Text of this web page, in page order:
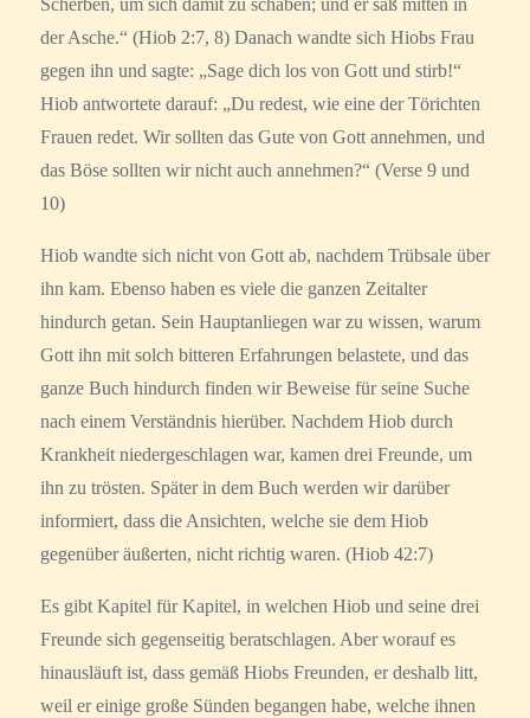
der Asche.“ (Hiob 2:7, 8) Danach wandte sich Hiobs Frau
gegen ihn und sagte: „Sage dich los von Gott und stirb!“
Hiob antwortete darauf: „Du redest, wie eine der Törichten
Frauen redet. Wir sollten das Gute von Gott annehmen, und
das Böse sollten wir nicht auch annehmen?“ (Verse 9 und
10)
Hiob wandte sich nicht von Gott ab, nachdem Trübsale über
ihn kam. Ebenso haben es viele die ganzen Zeitalter
hindurch getan. Sein Hauptanliegen war zu wissen, warum
Gott ihn mit solch bitteren Erfahrungen belastete, und das
ganze Buch hindurch finden wir Beweise für seine Suche
nach einem Verständnis hierüber. Nachdem Hiob durch
Krankheit niedergeschlagen war, kamen drei Freunde, um
ihn zu trösten. Später in dem Buch werden wir darüber
informiert, dass die Ansichten, welche sie dem Hiob
gegenüber äußerten, nicht richtig waren. (Hiob 42:7)
Es gibt Kapitel für Kapitel, in welchen Hiob und seine drei
Freunde sich gegenseitig beratschlagen. Aber worauf es
hinausläuft ist, dass gemäß Hiobs Freunden, er deshalb litt,
weil er einige große Sünden begangen habe, welche ihnen